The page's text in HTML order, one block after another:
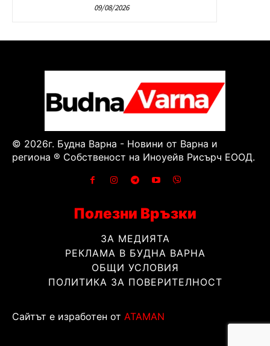
09/08/2026
© 2026г. Будна Варна - Новини от Варна и
региона ® Собственост на Иноуейв Рисърч ЕООД.
Полезни Връзки
ЗА МЕДИЯТА
РЕКЛАМА В БУДНА ВАРНА
ОБЩИ УСЛОВИЯ
ПОЛИТИКА ЗА ПОВЕРИТЕЛНОСТ
Сайтът е изработен от ATAMAN